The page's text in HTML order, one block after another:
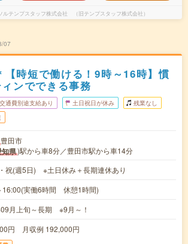
ルテンプスタッフ株式会社 （旧テンプスタッフ株式会社）
07
【時短で働ける！9時～16時】慣
ンでできる事務
交通費別途支給あり 土日祝日が休み 残業なし
豊田市
知県)駅から車8分／豊田市駅から車14分
祝(週5日) ※土日休み＋長期連休あり
16:00(実働6時間 休憩1時間)
月上旬～長期 ※9月～！
円 月収例 192,000円